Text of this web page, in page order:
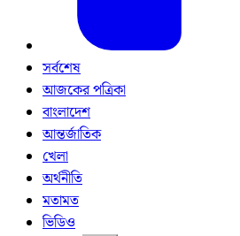
সর্বশেষ
আজকের পত্রিকা
বাংলাদেশ
আন্তর্জাতিক
খেলা
অর্থনীতি
মতামত
ভিডিও